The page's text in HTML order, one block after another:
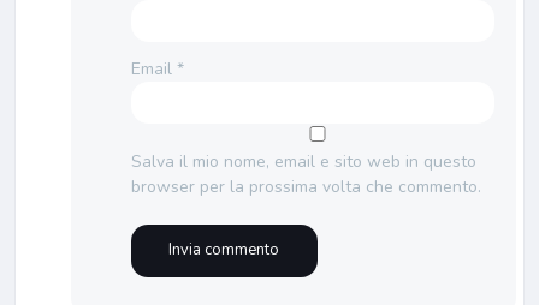
Email *
Salva il mio nome, email e sito web in questo
browser per la prossima volta che commento.